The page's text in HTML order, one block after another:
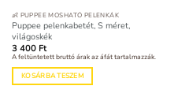
👶 PUPPEE MOSHATÓ PELENKÁK
Puppee pelenkabetét, S méret,
világoskék
3 400 Ft
A feltüntetett bruttó árak az áfát tartalmazzák.
KOSÁRBA TESZEM